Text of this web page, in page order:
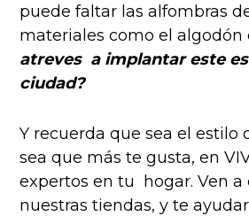
puede faltar las alfombras
materiales como el algodón
atreves a implantar este
ciudad?
Y recuerda que sea el estilo
sea que más te gusta, en
expertos en tu hogar. Ven a
nuestras tiendas, y te